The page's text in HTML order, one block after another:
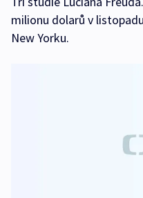
milionu dolarů v
New Yorku.